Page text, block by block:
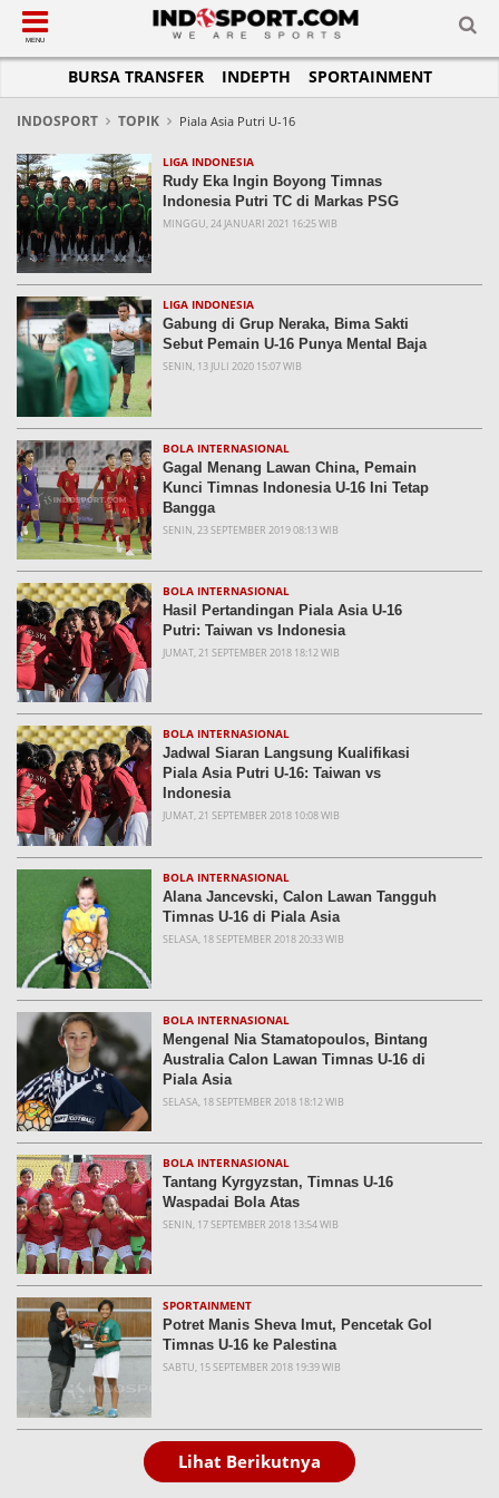
SUB-MENU
SEPAKBOLA
LIGA 1
LIGA 2
LIGA INGGRIS
LIGA ITALIA
LIGA SPANYOL
LIGA CHAMPIONS
LIGA JERMAN
LIGA PRANCIS
LIGA EUROPA
SUB-MENU
SPORTAINMENT
SELEBSPORT
LIFESTYLE
SUB-MENU
OTOMOTIF
MOTOGP
FORMULA 1
OTOMANIA
SUB-MENU
RAKET
MMA
FUTSAL
OLIMPIK
E-SPORT
SUB-MENU
JADWAL
KLASEMEN
SUB-MENU
TOPIK HARI INI
PERATURAN OLAHRAGA
TIPS DAN TRIK
INFOGRAFIS
GALERI FOTO
TEMPAT OLAHRAGA
PASUKAN SEHAT
KOMUNITAS SEHAT
MENU
BURSA TRANSFER INDEPTH SPORTAINMENT
INDOSPORT TOPIK Piala Asia Putri U-16
LIGA INDONESIA
Rudy Eka Ingin Boyong Timnas
Indonesia Putri TC di Markas PSG
MINGGU, 24 JANUARI 2021 16:25 WIB
LIGA INDONESIA
Gabung di Grup Neraka, Bima Sakti
Sebut Pemain U-16 Punya Mental Baja
SENIN, 13 JULI 2020 15:07 WIB
BOLA INTERNASIONAL
Gagal Menang Lawan China, Pemain
Kunci Timnas Indonesia U-16 Ini Tetap
Bangga
SENIN, 23 SEPTEMBER 2019 08:13 WIB
BOLA INTERNASIONAL
Hasil Pertandingan Piala Asia U-16
Putri: Taiwan vs Indonesia
JUMAT, 21 SEPTEMBER 2018 18:12 WIB
BOLA INTERNASIONAL
Jadwal Siaran Langsung Kualifikasi
Piala Asia Putri U-16: Taiwan vs
Indonesia
JUMAT, 21 SEPTEMBER 2018 10:08 WIB
BOLA INTERNASIONAL
Alana Jancevski, Calon Lawan Tangguh
Timnas U-16 di Piala Asia
SELASA, 18 SEPTEMBER 2018 20:33 WIB
BOLA INTERNASIONAL
Mengenal Nia Stamatopoulos, Bintang
Australia Calon Lawan Timnas U-16 di
Piala Asia
SELASA, 18 SEPTEMBER 2018 18:12 WIB
BOLA INTERNASIONAL
Tantang Kyrgyzstan, Timnas U-16
Waspadai Bola Atas
SENIN, 17 SEPTEMBER 2018 13:54 WIB
SPORTAINMENT
Potret Manis Sheva Imut, Pencetak Gol
Timnas U-16 ke Palestina
SABTU, 15 SEPTEMBER 2018 19:39 WIB
Lihat Berikutnya